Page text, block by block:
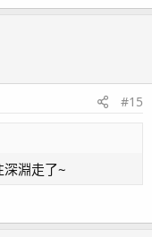
#15
淵走了~